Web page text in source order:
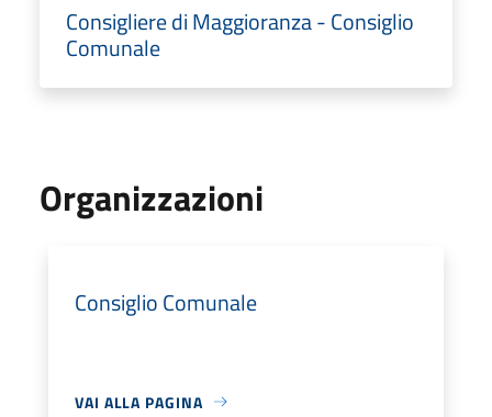
Consigliere di Maggioranza - Consiglio
Comunale
Organizzazioni
Consiglio Comunale
VAI ALLA PAGINA